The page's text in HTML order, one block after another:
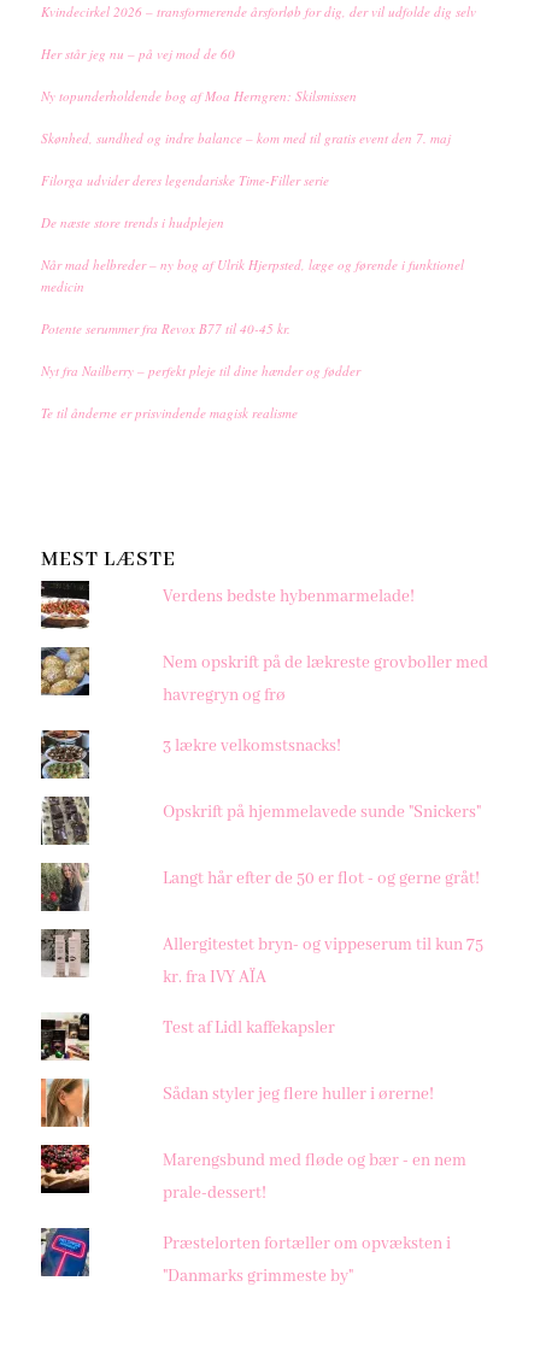
Kvindecirkel 2026 – transformerende årsforløb for dig, der vil udfolde dig selv
Her står jeg nu – på vej mod de 60
Ny topunderholdende bog af Moa Herngren: Skilsmissen
Skønhed, sundhed og indre balance – kom med til gratis event den 7. maj
Filorga udvider deres legendariske Time-Filler serie
De næste store trends i hudplejen
Når mad helbreder – ny bog af Ulrik Hjerpsted, læge og førende i funktionel
medicin
Potente serummer fra Revox B77 til 40-45 kr.
Nyt fra Nailberry – perfekt pleje til dine hænder og fødder
Te til ånderne er prisvindende magisk realisme
MEST LÆSTE
Verdens bedste hybenmarmelade!
Nem opskrift på de lækreste grovboller med
havregryn og frø
3 lækre velkomstsnacks!
Opskrift på hjemmelavede sunde "Snickers"
Langt hår efter de 50 er flot - og gerne gråt!
Allergitestet bryn- og vippeserum til kun 75
kr. fra IVY AÏA
Test af Lidl kaffekapsler
Sådan styler jeg flere huller i ørerne!
Marengsbund med fløde og bær - en nem
prale-dessert!
Præstelorten fortæller om opvæksten i
"Danmarks grimmeste by"